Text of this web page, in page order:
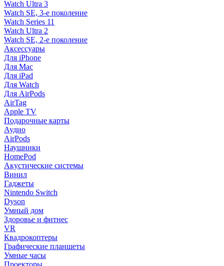
Watch Ultra 3
Watch SE, 3-е поколение
Watch Series 11
Watch Ultra 2
Watch SE, 2-е поколение
Аксессуары
Для iPhone
Для Mac
Для iPad
Для Watch
Для AirPods
AirTag
Apple TV
Подарочные карты
Аудио
AirPods
Наушники
HomePod
Акустические системы
Винил
Гаджеты
Nintendo Switch
Dyson
Умный дом
Здоровье и фитнес
VR
Квадрокоптеры
Графические планшеты
Умные часы
Проекторы